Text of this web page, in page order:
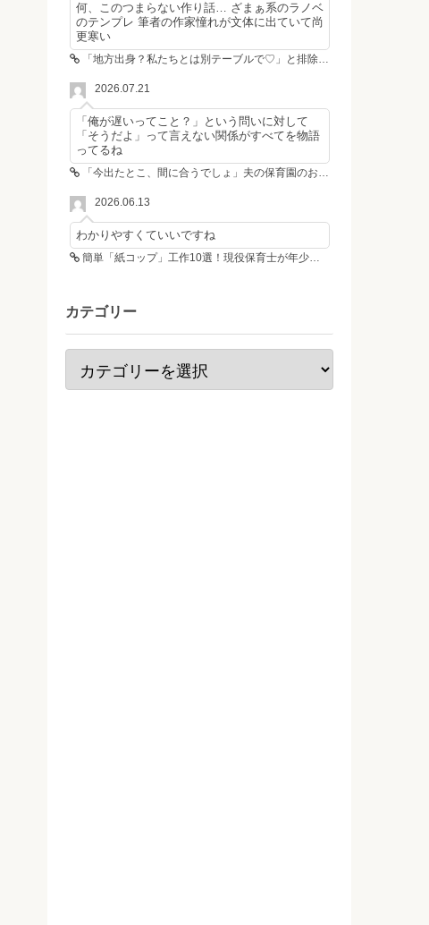
何、このつまらない作り話… ざまぁ系のラノベ
のテンプレ 筆者の作家憧れが文体に出ていて尚
更寒い
「地方出身？私たちとは別テーブルで♡」と排除した女性4人組→その後4人が青ざめたワケ
2026.07.21
「俺が遅いってこと？」という問いに対して
「そうだよ」って言えない関係がすべてを物語
ってるね
「今出たとこ、間に合うでしょ」夫の保育園のお迎え遅刻に走る私、位置情報共有で逆転しました
2026.06.13
わかりやすくていいですね
簡単「紙コップ」工作10選！現役保育士が年少さんも作れる工作＆遊び方を紹介
カテゴリー